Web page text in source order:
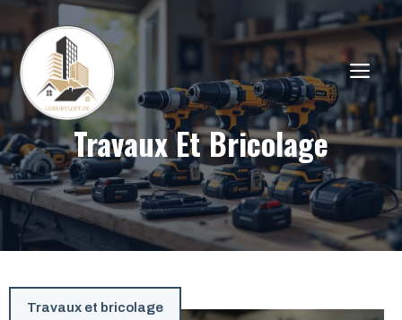
Aller
au
contenu
Travaux Et Bricolage
Travaux et bricolage